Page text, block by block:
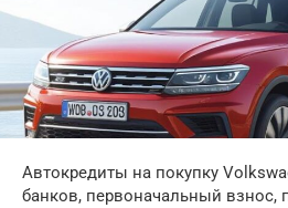
Автокредиты на покупку
банков, первоначальный взнос,